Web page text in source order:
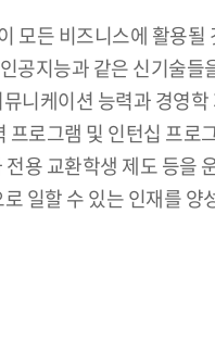
모든 비즈니스에 활용
공지능과 같은 신기술들
니케이션 능력과 경영
로그램 및 인턴십 프로
용 교환학생 제도 등을
일할 수 있는 인재를 양